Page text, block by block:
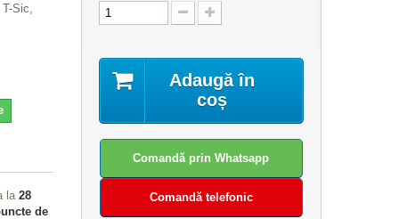
Sic,
la 28
de
Adaugă în
coș
Comandă prin Whatsapp
Comandă telefonic